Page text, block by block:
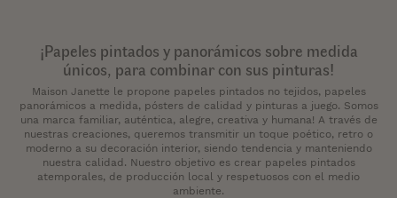
¡Papeles pintados y panorámicos sobre medida
únicos, para combinar con sus pinturas!
Maison Janette le propone papeles pintados no tejidos, papeles
panorámicos a medida, pósters de calidad y pinturas a juego. Somos
una marca familiar, auténtica, alegre, creativa y humana! A través de
nuestras creaciones, queremos transmitir un toque poético, retro o
moderno a su decoración interior, siendo tendencia y manteniendo
nuestra calidad. Nuestro objetivo es crear papeles pintados
atemporales, de producción local y respetuosos con el medio
ambiente.